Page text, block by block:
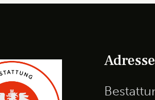
Adresse